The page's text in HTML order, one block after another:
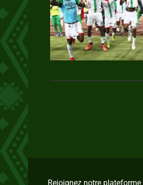
Rejoignez notre